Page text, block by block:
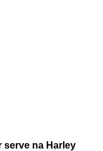
serve na Harley